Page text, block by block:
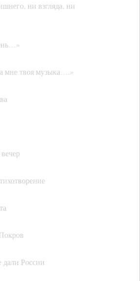
ни взгляда, ни
мне твоя музыка….»
дали России